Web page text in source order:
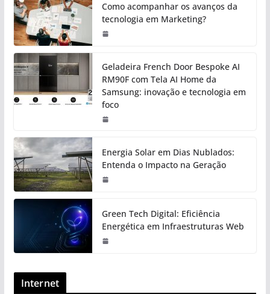
Como acompanhar os avanços da
tecnologia em Marketing?
Geladeira French Door Bespoke AI
RM90F com Tela AI Home da
Samsung: inovação e tecnologia em
foco
Energia Solar em Dias Nublados:
Entenda o Impacto na Geração
Green Tech Digital: Eficiência
Energética em Infraestruturas Web
Internet